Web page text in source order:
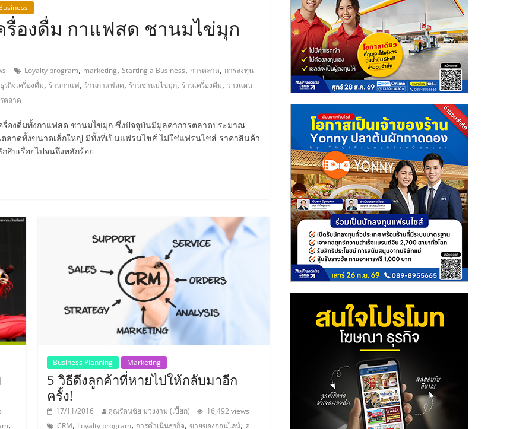
รื่องดื่ม กาแฟสด ชานมไข่มุก
Loyalty program, marketing, Starting a Business, การตลาด, การลงทุน
รกิจเครื่องดื่ม, ร้านกาแฟ, ร้านกาแฟสด, ร้านชานมไข่มุก, ร้านเครื่องดื่ม, วางแผน
ตลาด
รื่องดื่มทั้งกาแฟสด ชานมไข่มุก ซึ่งปัจจุบันมีมูลค่าการตลาดประมาณ
าดทั้งขนาดเล็กใหญ่ มีทั้งที่เป็นแฟรนไชส์ ไม่ใช่แฟรนไชส์ ราคาสินค้า
สิบเรื่อยไปจนถึงหลักร้อย
,
Business Planning Marketing
5 วิธีดึงลูกค้าที่หายไปให้กลับมาอีก
ครั้ง!
17/11/2016 คุณรัตนชัย ม่วงงาม (เปี๊ยก)
16,492 views
CRM, Loyalty program, การดำเนินธุรกิจ,ขายของออนไลน์, คู่